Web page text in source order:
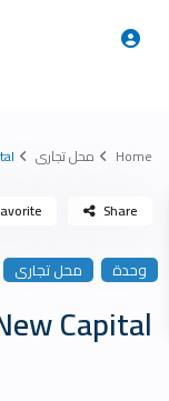
Home محل تجارى
وحدة محل تجارى
Capital
Share